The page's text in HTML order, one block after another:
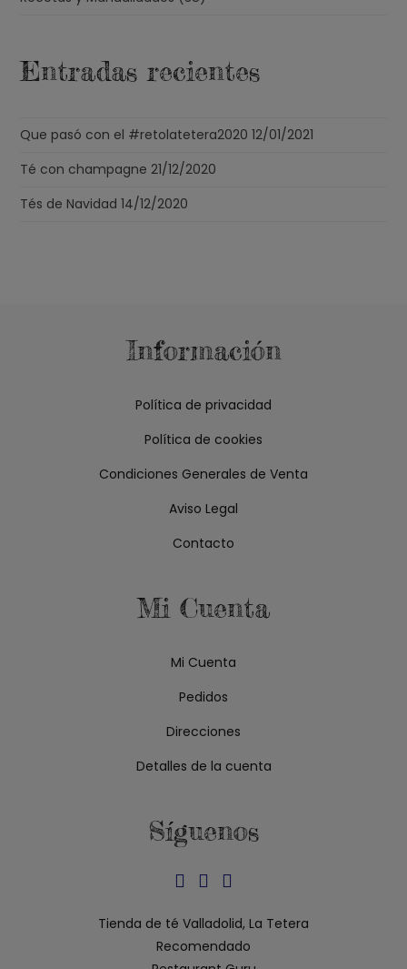
Entradas recientes
Que pasó con el #retolatetera2020 12/01/2021
Té con champagne 21/12/2020
Tés de Navidad 14/12/2020
Información
Política de privacidad
Política de cookies
Condiciones Generales de Venta
Aviso Legal
Contacto
Mi Cuenta
Mi Cuenta
Pedidos
Direcciones
Detalles de la cuenta
Síguenos
abre
en
abre
en
abre
en
Tienda de té Valladolid, La Tetera
Recomendado